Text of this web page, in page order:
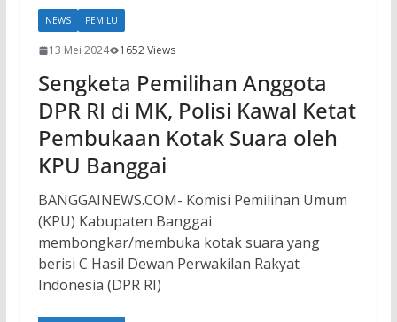
NEWS PEMILU
13 Mei 2024 1652 Views
Sengketa Pemilihan Anggota
DPR RI di MK, Polisi Kawal Ketat
Pembukaan Kotak Suara oleh
KPU Banggai
BANGGAINEWS.COM- Komisi Pemilihan Umum
(KPU) Kabupaten Banggai
membongkar/membuka kotak suara yang
berisi C Hasil Dewan Perwakilan Rakyat
Indonesia (DPR RI)